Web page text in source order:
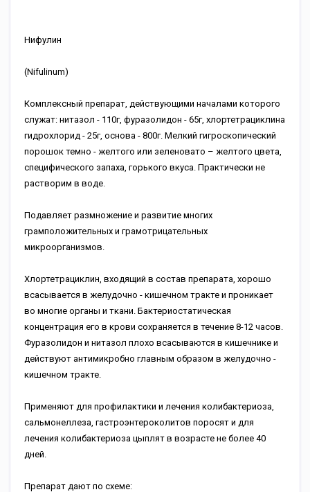
Нифулин
(Nifulinum)
Комплексный препарат, действующими началами которого
служат: нитазол - 110г, фуразолидон - 65г, хлортетрациклина
гидрохлорид - 25г, основа - 800г. Мелкий гигроскопический
порошок темно - желтого или зеленовато – желтого цвета,
специфического запаха, горького вкуса. Практически не
растворим в воде.
Подавляет размножение и развитие многих
грамположительных и грамотрицательных
микроорганизмов.
Хлортетрациклин, входящий в состав препарата, хорошо
всасывается в желудочно - кишечном тракте и проникает
во многие органы и ткани. Бактериостатическая
концентрация его в крови сохраняется в течение 8-12 часов.
Фуразолидон и нитазол плохо всасываются в кишечнике и
действуют антимикробно главным образом в желудочно -
кишечном тракте.
Применяют для профилактики и лечения колибактериоза,
сальмонеллеза, гастроэнтероколитов поросят и для
лечения колибактериоза цыплят в возрасте не более 40
дней.
Препарат дают по схеме: